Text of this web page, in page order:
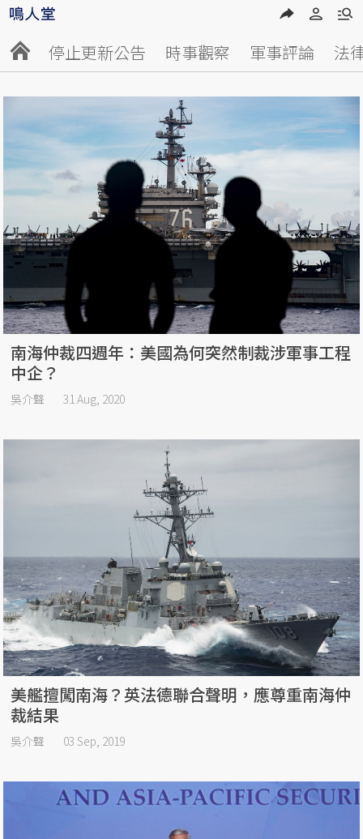
停止更新公告 時事觀察 軍事評論 法
南海仲裁四週年：美國為何突然制裁涉軍事工程
中企？
吳介聲 31 Aug, 2020
美艦擅闖南海？英法德聯合聲明，應尊重南海仲
裁結果
吳介聲 03 Sep, 2019